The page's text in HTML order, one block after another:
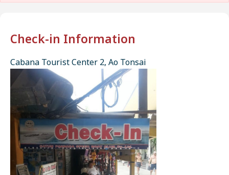
Check-in Information
Cabana Tourist Center 2, Ao Tonsai